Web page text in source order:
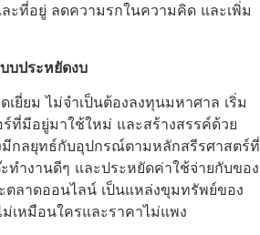
ะที่อยู่ ลดความรกในความคิด และเพิ่ม
บประหยัดงบ
ยี่ยม ไม่จำเป็นต้องลงทุนมหาศาล เริ่ม
ร์ที่มีอยู่มาใช้ใหม่ และสร้างสรรค์ด้วย
กลยุทธ์กับอุปกรณ์ตามหลักสรีรศาสตร์ที่
ทำงานดีๆ และประหยัดค่าใช้จ่ายกับของ
ตลาดออนไลน์ เป็นแหล่งขุมทรัพย์ของ
เหมือนใครและราคาไม่แพง